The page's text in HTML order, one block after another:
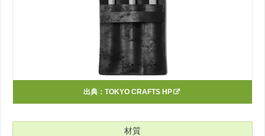
出典： TOKYO CRAFTS HP
材質